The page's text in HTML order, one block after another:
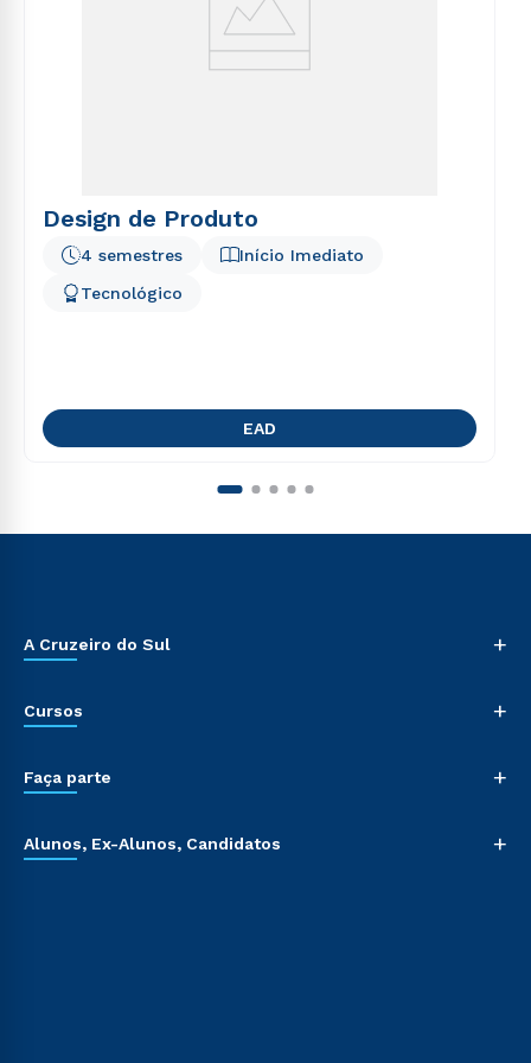
Design de Produto
Início Imediato
4 semestres
Tecnológico
EAD
A Cruzeiro do Sul +
Cursos +
Faça parte +
Alunos, Ex-Alunos, Candidatos +